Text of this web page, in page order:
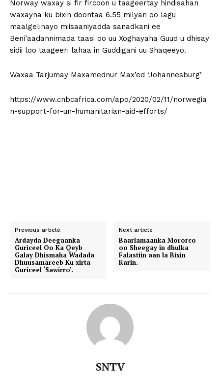
Norway waxay si fir fircoon u taageertay hindisahan
waxayna ku bixin doontaa 6.55 milyan oo lagu
maalgelinayo miisaaniyadda sanadkani ee
Beni’aadannimada taasi oo uu Xoghayaha Guud u dhisay
sidii loo taageeri lahaa in Guddigani uu Shaqeeyo.
Waxaa Tarjumay Maxamednur Max’ed ‘Johannesburg’
https://www.cnbcafrica.com/apo/2020/02/11/norwegia
n-support-for-un-humanitarian-aid-efforts/
Previous article
Ardayda Deegaanka
Guriceel Oo Ka Qeyb
Galay Dhismaha Wadada
Dhuusamareeb Ku xirta
Guriceel ‘Sawirro’.
Next article
Baarlamaanka Mororco
oo Sheegay in dhulka
Falastiin aan la Bixin
Karin.
SNTV